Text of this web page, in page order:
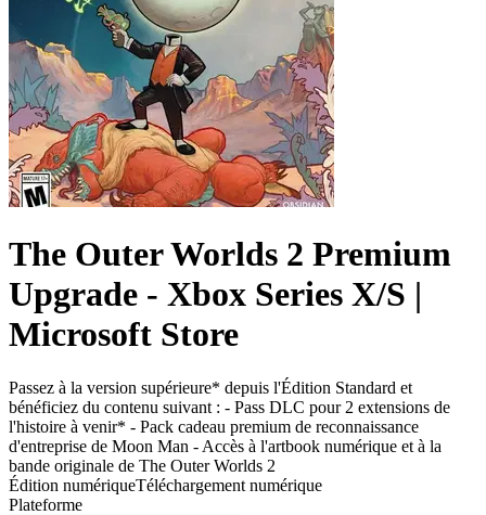
The Outer Worlds 2 Premium
Upgrade - Xbox Series X/S |
Microsoft Store
Passez à la version supérieure* depuis l'Édition Standard et
bénéficiez du contenu suivant : - Pass DLC pour 2 extensions de
l'histoire à venir* - Pack cadeau premium de reconnaissance
d'entreprise de Moon Man - Accès à l'artbook numérique et à la
bande originale de The Outer Worlds 2
Édition numériqueTéléchargement numérique
Plateforme